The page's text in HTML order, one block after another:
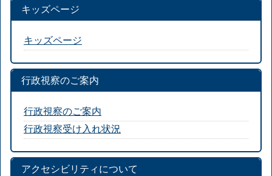
キッズページ
キッズページ
行政視察のご案内
行政視察のご案内
行政視察受け入れ状況
アクセシビリティについて